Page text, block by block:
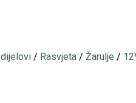
/ Rasvjeta /Žarulje /